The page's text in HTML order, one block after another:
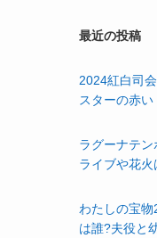
最近の投稿
2024紅白司
スターの赤い
ラグーナテ
ライブや花火
わたしの宝
は誰?夫役と